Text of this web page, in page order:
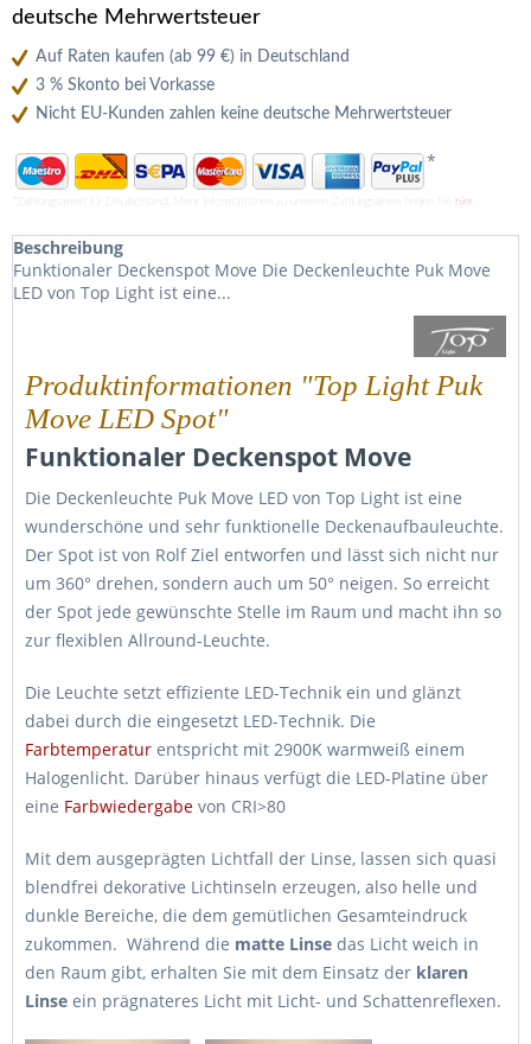
deutsche Mehrwertsteuer
Auf Raten kaufen (ab 99 €) in Deutschland
3 % Skonto bei Vorkasse
Nicht EU-Kunden zahlen keine deutsche Mehrwertsteuer
*
*Zahlungsarten für Deutschland. Mehr Informationen zu unseren Zahlungsarten finden Sie hier
Beschreibung
Funktionaler Deckenspot Move Die Deckenleuchte Puk Move
LED von Top Light ist eine...
Produktinformationen "Top Light Puk
Move LED Spot"
Funktionaler Deckenspot Move
Die Deckenleuchte Puk Move LED von Top Light ist eine
wunderschöne und sehr funktionelle Deckenaufbauleuchte.
Der Spot ist von Rolf Ziel entworfen und lässt sich nicht nur
um 360° drehen, sondern auch um 50° neigen. So erreicht
der Spot jede gewünschte Stelle im Raum und macht ihn so
zur flexiblen Allround-Leuchte.
Die Leuchte setzt effiziente LED-Technik ein und glänzt
dabei durch die eingesetzt LED-Technik. Die
Farbtemperatur entspricht mit 2900K warmweiß einem
Halogenlicht. Darüber hinaus verfügt die LED-Platine über
eine Farbwiedergabe von CRI>80
Mit dem ausgeprägten Lichtfall der Linse, lassen sich quasi
blendfrei dekorative Lichtinseln erzeugen, also helle und
dunkle Bereiche, die dem gemütlichen Gesamteindruck
zukommen. Während die matte Linse das Licht weich in
den Raum gibt, erhalten Sie mit dem Einsatz der klaren
Linse ein prägnateres Licht mit Licht- und Schattenreflexen.